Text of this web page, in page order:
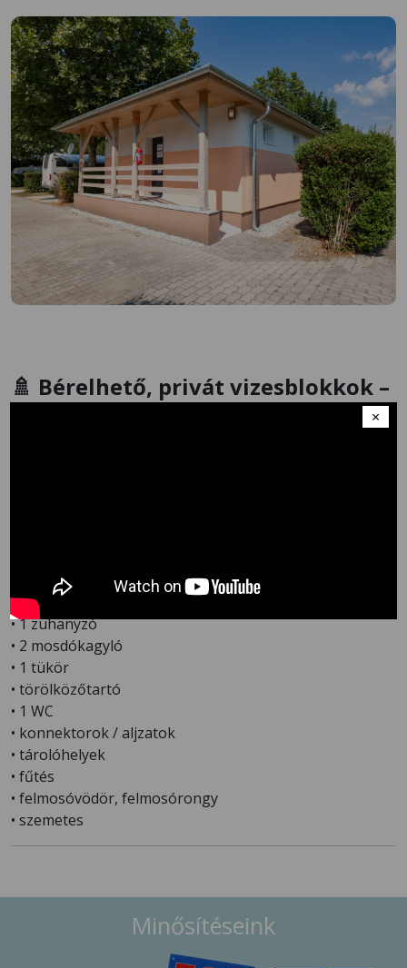
🚿 Bérelhető, privát vizesblokkok –
Minden egység felszereltsége:
• 1 zuhanyzó
• 2 mosdókagyló
• 1 tükör
• törölközőtartó
• 1 WC
• konnektorok / aljzatok
• tárolóhelyek
• fűtés
• felmosóvödör, felmosórongy
• szemetes
Minősítéseink
×